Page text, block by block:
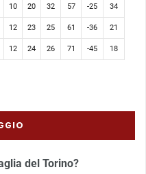
10 20 32 57 -25 34
12 23 25 61 -36 21
12 24 26 71 -45 18
del Torino?